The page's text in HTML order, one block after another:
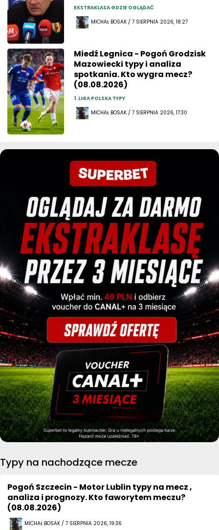
EKSTRAKLASA GDZIE OGLĄDAĆ
MICHAŁ BOSAK / 7 SIERPNIA 2026, 18:27
Miedź Legnica - Pogoń Grodzisk
Mazowiecki typy i analiza
spotkania. Kto wygra mecz?
(08.08.2026)
1. LIGA POLSKA TYPY
MICHAŁ BOSAK / 7 SIERPNIA 2026, 17:30
Typy na nachodzące mecze
Pogoń Szczecin - Motor Lublin typy na mecz ,
analiza i prognozy. Kto faworytem meczu?
(08.08.2026)
MICHAŁ BOSAK / 7 SIERPNIA 2026, 19:36